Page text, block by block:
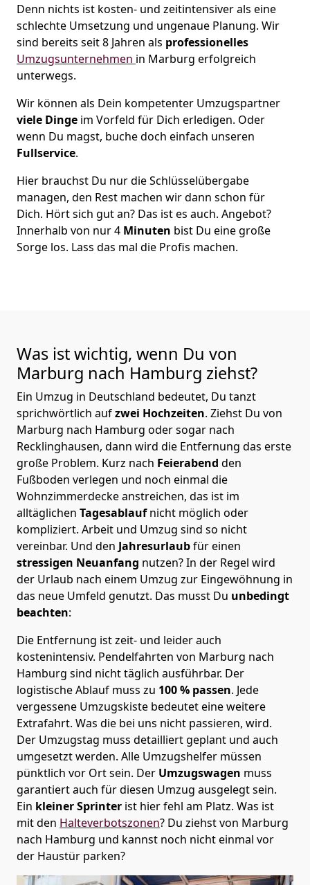
Denn nichts ist kosten- und zeitintensiver als eine
schlechte Umsetzung und ungenaue Planung. Wir
sind bereits seit 8 Jahren als professionelles
Umzugsunternehmen in Marburg erfolgreich
unterwegs.
Wir können als Dein kompetenter Umzugspartner
viele Dinge im Vorfeld für Dich erledigen. Oder
wenn Du magst, buche doch einfach unseren
Fullservice.
Hier brauchst Du nur die Schlüsselübergabe
managen, den Rest machen wir dann schon für
Dich. Hört sich gut an? Das ist es auch. Angebot?
Innerhalb von nur 4 Minuten bist Du eine große
Sorge los. Lass das mal die Profis machen.
Was ist wichtig, wenn Du von
Marburg nach Hamburg ziehst?
Ein Umzug in Deutschland bedeutet, Du tanzt
sprichwörtlich aufzwei Hochzeiten. Ziehst Du von
Marburg nach Hamburg oder sogar nach
Recklinghausen, dann wird die Entfernung das erste
große Problem. Kurz nach Feierabend den
Fußboden verlegen und noch einmal die
Wohnzimmerdecke anstreichen, das ist im
alltäglichen Tagesablaufnicht möglich oder
kompliziert. Arbeit und Umzug sind so nicht
vereinbar. Und den Jahresurlaubfür einen
stressigen Neuanfang nutzen? In der Regel wird
der Urlaub nach einem Umzug zur Eingewöhnung in
das neue Umfeld genutzt. Das musst Du unbedingt
beachten:
Die Entfernung ist zeit- und leider auch
kostenintensiv. Pendelfahrten von Marburg nach
Hamburg sind nicht täglich ausführbar. Der
logistische Ablauf muss zu 100 % passen. Jede
vergessene Umzugskiste bedeutet eine weitere
Extrafahrt. Was die bei uns nicht passieren, wird.
Der Umzugstag muss detailliert geplant und auch
umgesetzt werden. Alle Umzugshelfer müssen
pünktlich vor Ort sein. Der Umzugswagen muss
garantiert auch für diesen Umzug ausgelegt sein.
Ein kleiner Sprinter ist hier fehl am Platz. Was ist
mit den Halteverbotszonen? Du ziehst von Marburg
nach Hamburg und kannst noch nicht einmal vor
der Haustür parken?